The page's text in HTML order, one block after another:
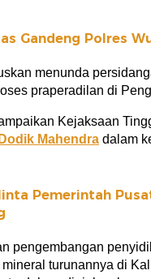
Gandeng Polres
menunda
praperadilan di
Kejaksaan
Dodik Mahendra dalam
Pemerintah
pengembangan
turunannya di